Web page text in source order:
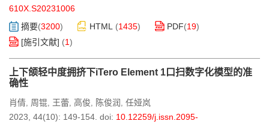
610X.S20231006
摘要(3200) HTML (1435) PDF(19)
[施引文献] (1)
上下颌轻中度拥挤下iTero Element 1口扫数字化模型的准
确性
肖倩, 周锟, 王蕾, 高俊, 陈俊润 , 任娅岚
2023, 44(10): 149-154. doi: 10.12259/j.issn.2095-